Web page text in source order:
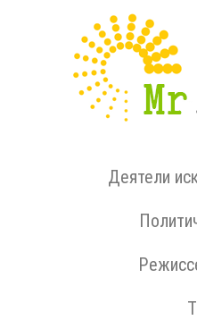
Деятели